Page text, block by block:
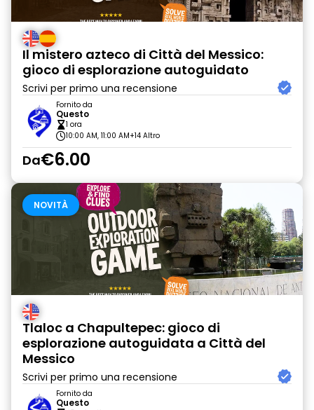
Il mistero azteco di Città del Messico:
gioco di esplorazione autoguidato
Scrivi per primo una recensione
Fornito da
Questo
1 ora
10:00 AM, 11:00 AM+14 Altro
Da€6.00
NOVITÀ
Tlaloc a Chapultepec: gioco di
esplorazione autoguidata a Città del
Messico
Scrivi per primo una recensione
Fornito da
Questo